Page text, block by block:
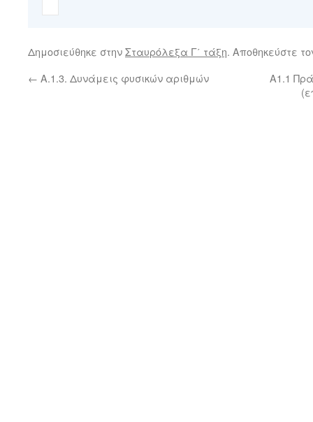
Δημοσιεύθηκε στηνΣταυρόλεξα Γ΄ τάξη. Αποθηκεύστε
← Α.1.3. Δυνάμεις φυσικών αριθμών
Α1.1